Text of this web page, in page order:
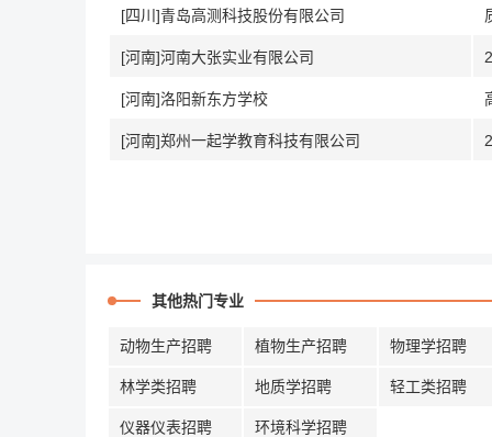
[四川]青岛高测科技股份有限公司
[河南]河南大张实业有限公司
[河南]洛阳新东方学校
[河南]郑州一起学教育科技有限公司
其他热门专业
动物生产招聘 植物生产招聘 物理学招聘
林学类招聘 地质学招聘 轻工类招聘
仪器仪表招聘 环境科学招聘